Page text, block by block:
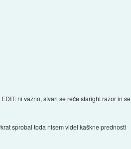
ni važno, stvari se reče staright razor in se
sprobal toda nisem videl kaškne prednosti